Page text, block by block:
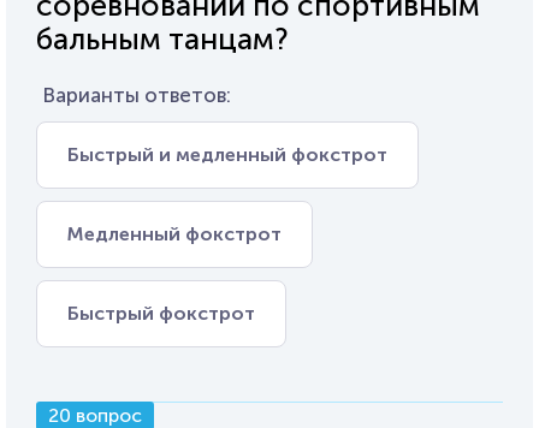
бальным танцам?
Варианты ответов:
Быстрый и медленный фокстрот
Медленный фокстрот
Быстрый фокстрот
20 вопрос